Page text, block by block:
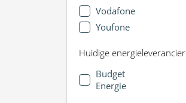
Vodafone
Youfone
Huidige energieleverancier
Budget
Energie